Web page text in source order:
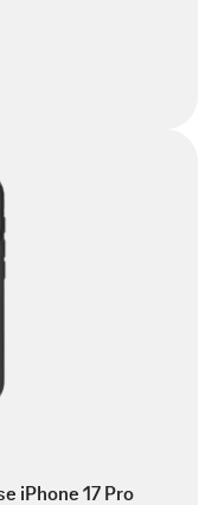
iPhone 17 Pro